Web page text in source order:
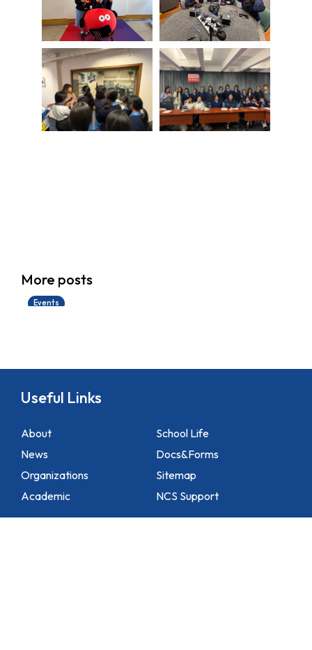
More posts
Events
28/06/2026
Useful Links
About
News
Organizations
Academic
School Life
Docs&Forms
Sitemap
NCS Support